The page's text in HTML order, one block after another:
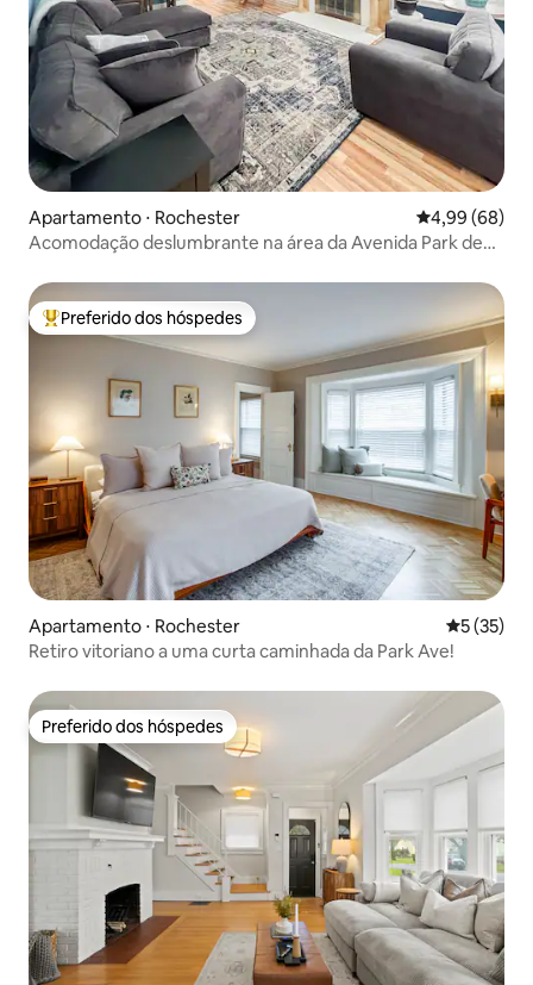
Apartamento ⋅ Rochester 4,99 de uma
4,99 (68)
Acomodação deslumbrante na área da Avenida Park de
Entre os melhores preferidos dos hóspedes
Preferido dos hóspedes
Apartamento ⋅ Rochester 5 de uma
5 (35)
Retiro vitoriano a uma curta caminhada da Park Ave!
Preferido dos hóspedes
Preferido dos hóspedes